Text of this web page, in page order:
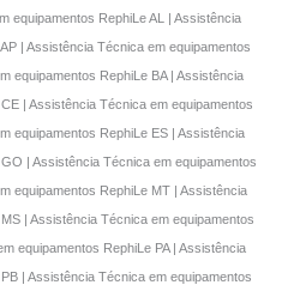
equipamentos RephiLe AL | Assistência
| Assistência Técnica em equipamentos
equipamentos RephiLe BA | Assistência
| Assistência Técnica em equipamentos
equipamentos RephiLe ES | Assistência
| Assistência Técnica em equipamentos
equipamentos RephiLe MT | Assistência
| Assistência Técnica em equipamentos
equipamentos RephiLe PA | Assistência
| Assistência Técnica em equipamentos